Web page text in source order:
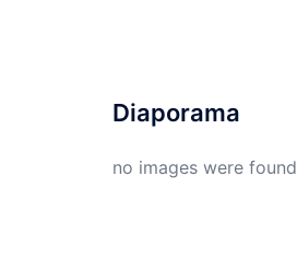
Diaporama
no images were found